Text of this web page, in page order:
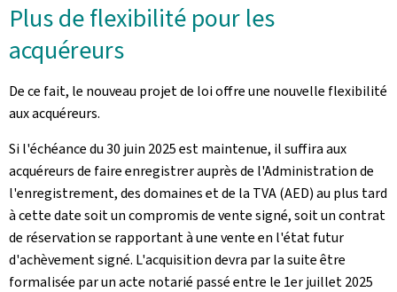
Plus de flexibilité pour les
acquéreurs
De ce fait, le nouveau projet de loi offre une nouvelle flexibilité
aux acquéreurs.
Si l'échéance du 30 juin 2025 est maintenue, il suffira aux
acquéreurs de faire enregistrer auprès de l'Administration de
l'enregistrement, des domaines et de la TVA (AED) au plus tard
à cette date soit un compromis de vente signé, soit un contrat
de réservation se rapportant à une vente en l'état futur
d'achèvement signé. L'acquisition devra par la suite être
formalisée par un acte notarié passé entre le 1er juillet 2025